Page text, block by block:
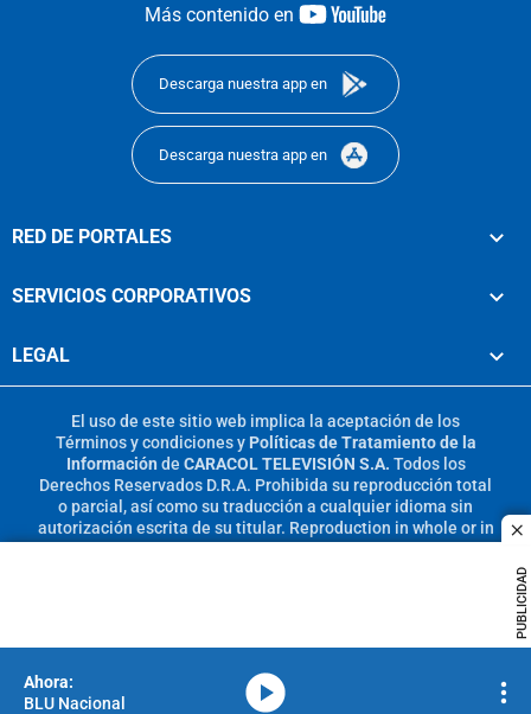
PUBLICIDAD
Más contenido en
youtube-
Descarga nuestra app en
Descarga nuestra app en
RED DE PORTALES
SERVICIOS CORPORATIVOS
LEGAL
El uso de este sitio web implica la aceptación de los
Términos y condicionesy Políticas de Tratamiento de la
Información de CARACOL TELEVISIÓN S.A. Todos los
Derechos Reservados D.R.A. Prohibida su reproducción total
o parcial, así como su traducción a cualquier idioma sin
autorización escrita de su titular. Reproduction in whole or in
BLU Nacional